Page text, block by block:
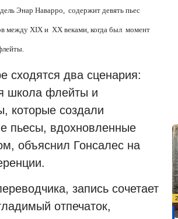
Энар Наварро, содержит девять пьес
между XIX и XX веками, когда был момент
сходятся два сценария:
школа флейты и
которые создали
пьесы, вдохновленные
объяснил Гонсалес на
запись сочетает
отпечаток,